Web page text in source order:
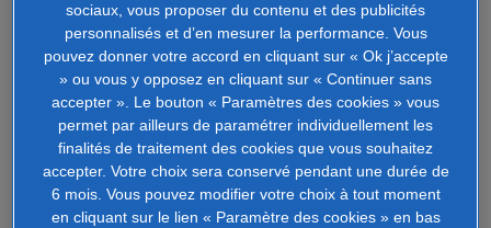
sociaux, vous proposer du contenu et des publicités
personnalisés et d’en mesurer la performance. Vous
pouvez donner votre accord en cliquant sur « Ok j’accepte
» ou vous y opposez en cliquant sur « Continuer sans
accepter ». Le bouton « Paramètres des cookies » vous
permet par ailleurs de paramétrer individuellement les
finalités de traitement des cookies que vous souhaitez
accepter. Votre choix sera conservé pendant une durée de
6 mois. Vous pouvez modifier votre choix à tout moment
en cliquant sur le lien « Paramètre des cookies » en bas